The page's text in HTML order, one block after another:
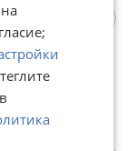
юли